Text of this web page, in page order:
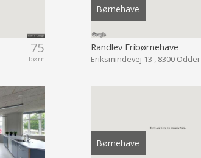
75
børn
Børnehave
Randlev Fribørnehave
Eriksmindevej 13 , 8300 Odder
Børnehave